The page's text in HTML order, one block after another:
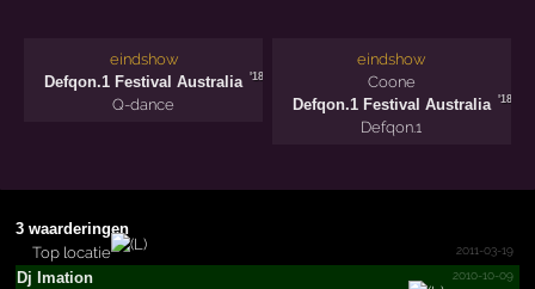
eindshow
Defqon.1 Festival Australia
'18
Q-dance
eindshow
Coone
Defqon.1 Festival Australia
'18
Defqon.1
3 waarderingen
2011-03-19
Top locatie
Dj Imation
2010-10-09